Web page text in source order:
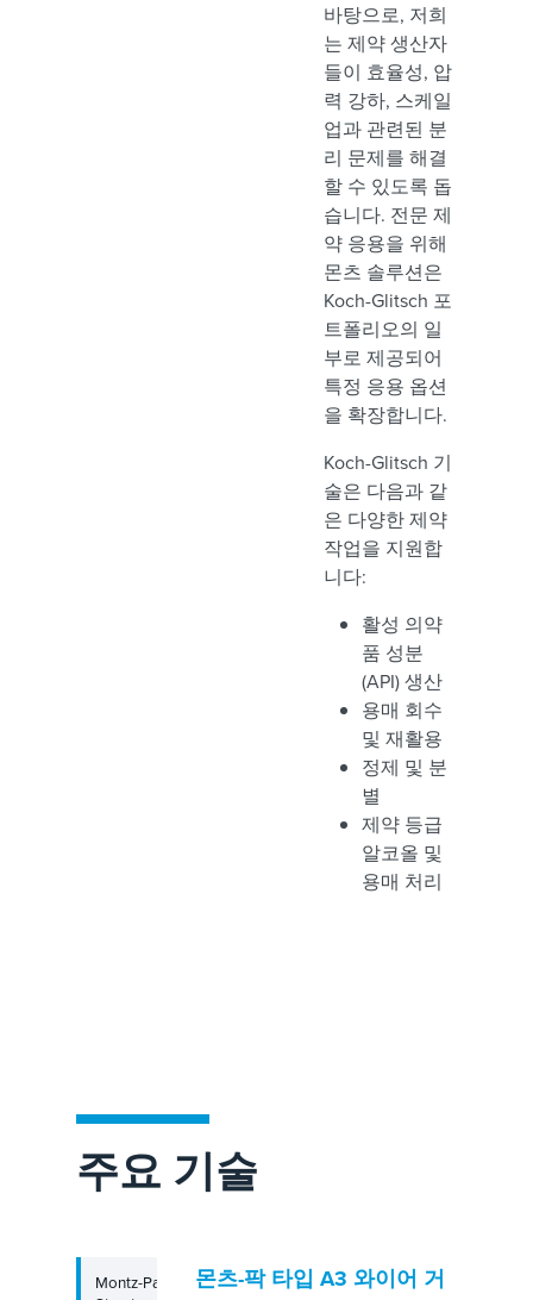
바탕으로, 저희
는 제약 생산자
들이 효율성, 압
력 강하, 스케일
업과 관련된 분
리 문제를 해결
할 수 있도록 돕
습니다. 전문 제
약 응용을 위해
몬츠 솔루션은
Koch-Glitsch 포
트폴리오의 일
부로 제공되어
특정 응용 옵션
을 확장합니다.
Koch-Glitsch 기
술은 다음과 같
은 다양한 제약
작업을 지원합
니다:
활성 의약
품 성분
(API) 생산
용매 회수
및 재활용
정제 및 분
별
제약 등급
알코올 및
용매 처리
주요 기술
Montz-Pak Wire Gauze몬츠-팍 타입 A3 와이어 거